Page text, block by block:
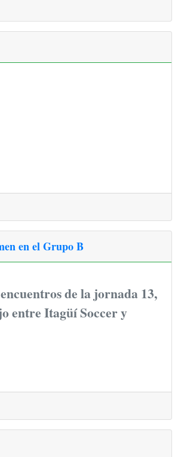
en el Grupo B
de la jornada 13,
entre Itagüí Soccer y